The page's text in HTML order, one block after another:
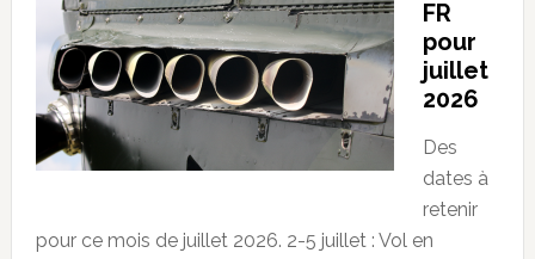
FR
pour
juillet
2026
Des
dates à
retenir
pour ce mois de juillet 2026. 2-5 juillet : Vol en